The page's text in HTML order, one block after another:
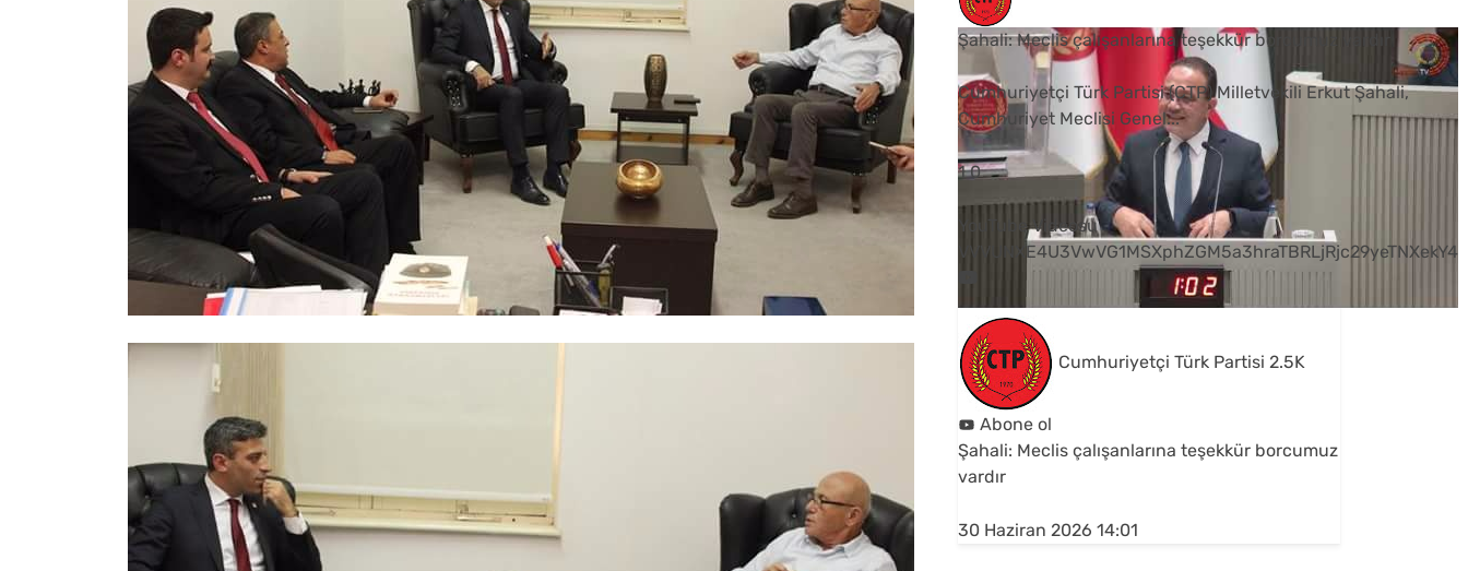
Şahali: Meclis çalışanlarına teşekkür borcumuz vardır
Cumhuriyetçi Türk Partisi (CTP) Milletvekili Erkut Şahali,
Cumhuriyet Meclisi Genel...
1 0
YouTube Videosu
VVVUNXE4U3VwVG1MSXphZGM5a3hraTBRLjRjc29yeTNXekY4
Cumhuriyetçi Türk Partisi 2.5K
Abone ol
Şahali: Meclis çalışanlarına teşekkür borcumuz
vardır
30 Haziran 2026 14:01